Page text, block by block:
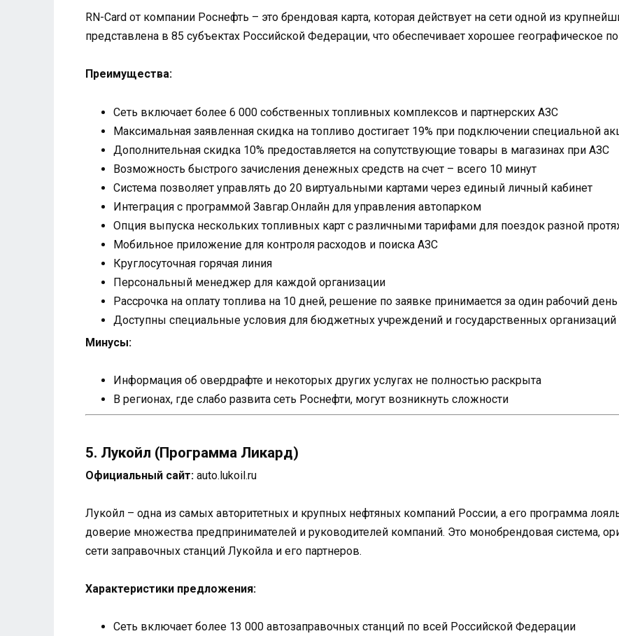
RN-Card от компании Роснефть – это брендовая карта, которая действует на сети одной из
представлена в 85 субъектах Российской Федерации, что обеспечивает хорошее географическое
Преимущества:
Сеть включает более 6 000 собственных топливных комплексов и партнерских АЗС
Максимальная заявленная скидка на топливо достигает 19% при подключении специальной
Дополнительная скидка 10% предоставляется на сопутствующие товары в магазинах при АЗС
Возможность быстрого зачисления денежных средств на счет – всего 10 минут
Система позволяет управлять до 20 виртуальными картами через единый личный кабинет
Интеграция с программой Завгар.Онлайн для управления автопарком
Опция выпуска нескольких топливных карт с различными тарифами для поездок разной
Мобильное приложение для контроля расходов и поиска АЗС
Круглосуточная горячая линия
Персональный менеджер для каждой организации
Рассрочка на оплату топлива на 10 дней, решение по заявке принимается за один рабочий день
Доступны специальные условия для бюджетных учреждений и государственных организаций
Минусы:
Информация об овердрафте и некоторых других услугах не полностью раскрыта
В регионах, где слабо развита сеть Роснефти, могут возникнуть сложности
5. Лукойл (Программа Ликард)
Официальный сайт: auto.lukoil.ru
Лукойл – одна из самых авторитетных и крупных нефтяных компаний России, а его программа
доверие множества предпринимателей и руководителей компаний. Это монобрендовая система,
сети заправочных станций Лукойла и его партнеров.
Характеристики предложения:
Сеть включает более 13 000 автозаправочных станций по всей Российской Федерации